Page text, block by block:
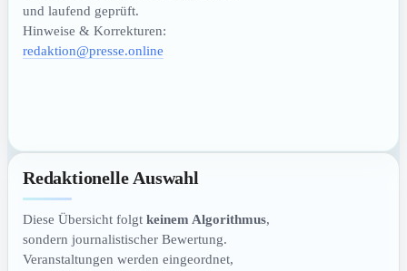
und laufend geprüft.
Hinweise & Korrekturen:
redaktion@presse.online
Redaktionelle Auswahl
Diese Übersicht folgt keinem Algorithmus,
sondern journalistischer Bewertung.
Veranstaltungen werden eingeordnet,